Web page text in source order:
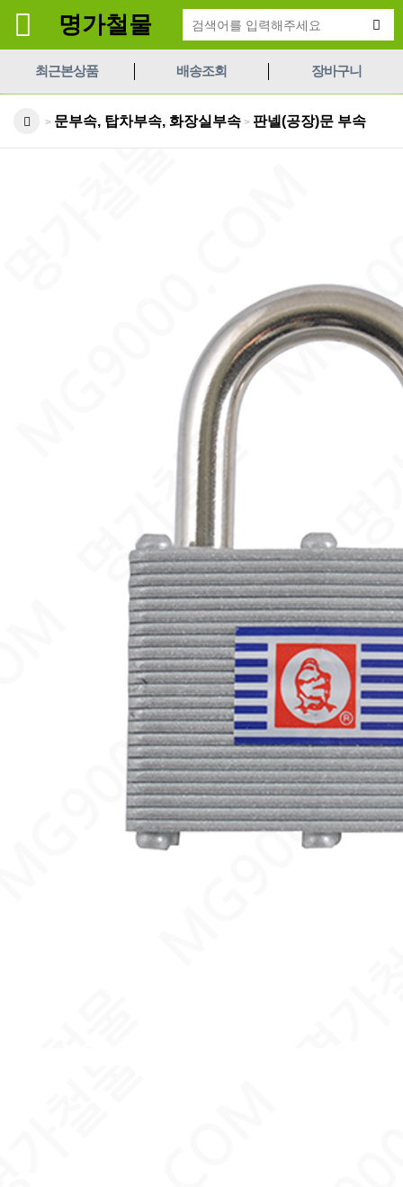
명가철물
최근본상품 배송조회 장바구니
> 문부속, 탑차부속, 화장실부속 > 판넬(공장)문 부속